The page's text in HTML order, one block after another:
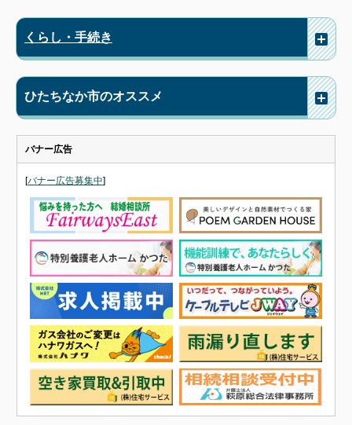
くらし・手続き
ひたちなか市のオススメ
バナー広告
[バナー広告募集中]